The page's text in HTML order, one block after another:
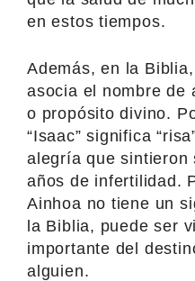
en estos tiempos.
Además, en la
asocia el nombre de
o propósito divino.
“Isaac” significa
alegría que sintieron
años de infertilidad.
Ainhoa no tiene un
la Biblia, puede ser
importante del
alguien.